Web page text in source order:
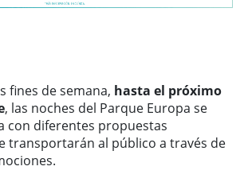
fines de semana, hasta el próximo
, las noches del Parque Europa se
con diferentes propuestas
transportarán al público a través de